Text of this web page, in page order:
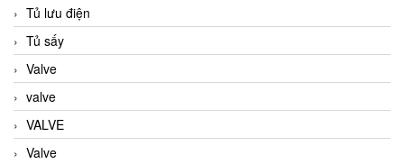
Tủ lưu điện
Tủ sấy
Valve
valve
VALVE
Valve